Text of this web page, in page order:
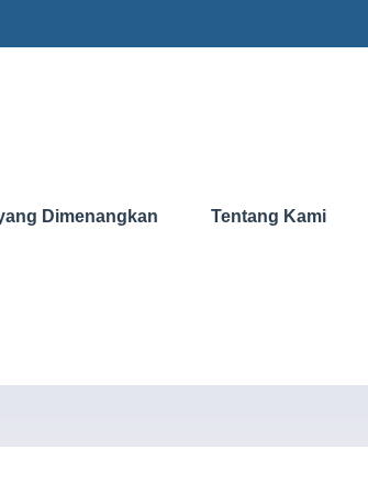
Dimenangkan Tentang Kami